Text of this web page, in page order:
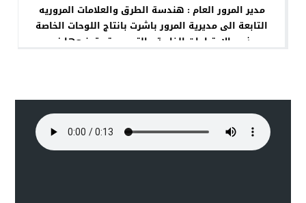
مدير المرور العام : هندسة الطرق والعلامات المروريه
التابعة الى مديرية المرور باشرت بانتاج اللوحات الخاصة
بذوي الاحتياجات الخاصة والتي سيتم توزيعها في